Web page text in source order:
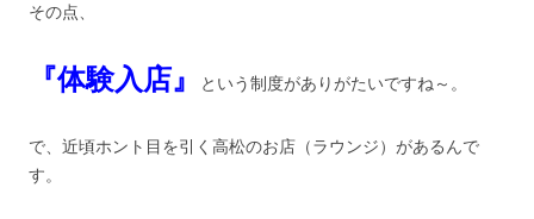
その点、
『体験入店』 という制度がありがたいですね～。
で、近頃ホント目を引く高松のお店（ラウンジ）があるんで
す。